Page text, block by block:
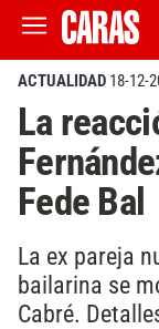
ACTUALIDAD 18-12-
La
Fede Bal
La ex pareja
bailarina se
Cabré.